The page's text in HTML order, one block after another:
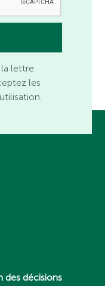
lettre
les
des décisions